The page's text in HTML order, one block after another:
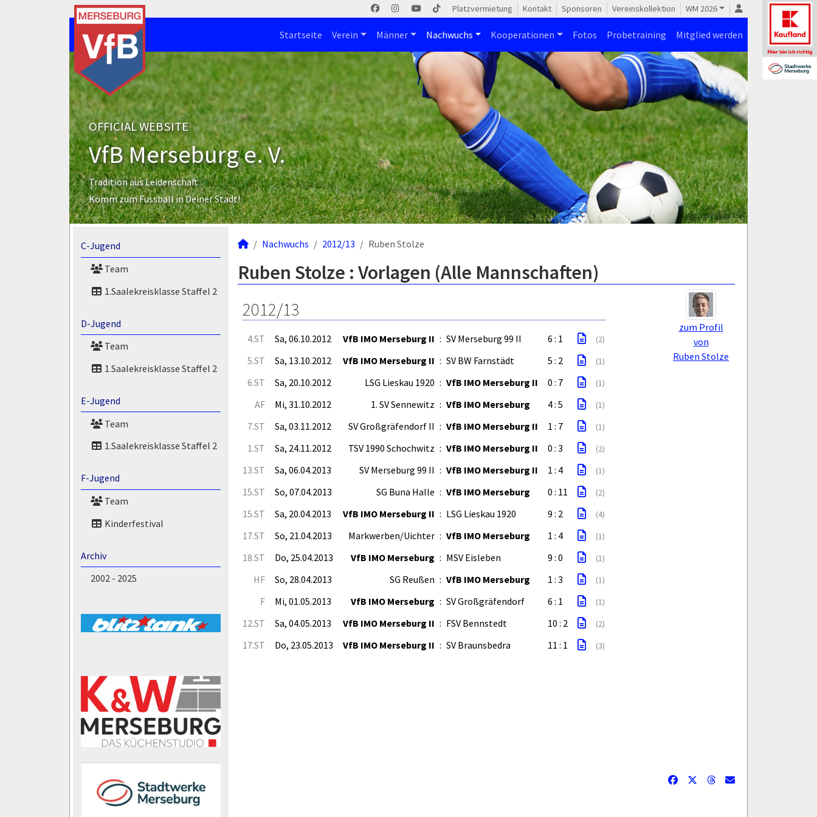
Platzvermietung Kontakt Sponsoren Vereinskollektion WM 2026
Startseite Verein Männer Nachwuchs Kooperationen Fotos Probetraining Mitglied werden
OFFICIAL WEBSITE
VfB Merseburg e. V.
Tradition aus Leidenschaft
Komm zum Fussball in Deiner Stadt!
C-Jugend
Team
1.Saalekreisklasse Staffel 2
D-Jugend
Team
1.Saalekreisklasse Staffel 2
E-Jugend
Team
1.Saalekreisklasse Staffel 2
F-Jugend
Team
Kinderfestival
Archiv
2002 - 2025
Nachwuchs 2012/13 Ruben Stolze
Ruben Stolze : Vorlagen (Alle Mannschaften)
zum Profil
von
Ruben Stolze
2012/13
4.ST Sa, 06.10.2012 VfB IMO Merseburg II : SV Merseburg 99 II 6 : 1 (2)
5.ST Sa, 13.10.2012 VfB IMO Merseburg II : SV BW Farnstädt 5 : 2 (1)
6.ST Sa, 20.10.2012 LSG Lieskau 1920 : VfB IMO Merseburg II 0 : 7 (1)
AF Mi, 31.10.2012 1. SV Sennewitz : VfB IMO Merseburg 4 : 5 (1)
7.ST Sa, 03.11.2012 SV Großgräfendorf II : VfB IMO Merseburg II 1 : 7 (1)
1.ST Sa, 24.11.2012 TSV 1990 Schochwitz : VfB IMO Merseburg II 0 : 3 (2)
13.ST Sa, 06.04.2013 SV Merseburg 99 II : VfB IMO Merseburg II 1 : 4 (1)
15.ST So, 07.04.2013 SG Buna Halle : VfB IMO Merseburg 0 : 11 (2)
15.ST Sa, 20.04.2013 VfB IMO Merseburg II : LSG Lieskau 1920 9 : 2 (4)
17.ST So, 21.04.2013 Markwerben/Uichter : VfB IMO Merseburg 1 : 4 (1)
18.ST Do, 25.04.2013 VfB IMO Merseburg : MSV Eisleben 9 : 0 (1)
HF So, 28.04.2013 SG Reußen : VfB IMO Merseburg 1 : 3 (1)
F Mi, 01.05.2013 VfB IMO Merseburg : SV Großgräfendorf 6 : 1 (1)
12.ST Sa, 04.05.2013 VfB IMO Merseburg II : FSV Bennstedt 10 : 2 (2)
17.ST Do, 23.05.2013 VfB IMO Merseburg II : SV Braunsbedra 11 : 1 (3)